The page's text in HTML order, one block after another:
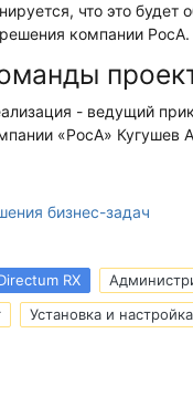
что это будет
компании РосА.
- ведущий
«РосА» Кугушев
бизнес-задач
RX
Установка и настройка